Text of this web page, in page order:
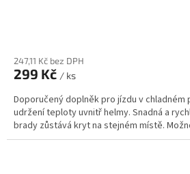
247,11 Kč bez DPH
299 Kč / ks
Doporučený doplněk pro jízdu v chladném
udržení teploty uvnitř helmy. Snadná a
brady zůstává kryt na stejném místě.